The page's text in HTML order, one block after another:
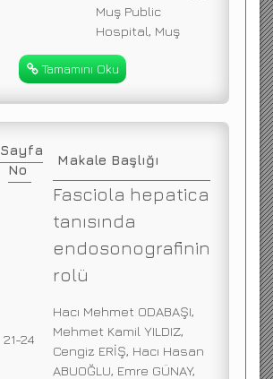
Muş Public
Hospital, Muş
Tamamını Oku
Sayfa
No
Makale Başlığı
21-24
Fasciola hepatica
tanısında
endosonografinin
rolü
Hacı Mehmet ODABAŞI,
Mehmet Kamil YILDIZ,
Cengiz ERİŞ, Hacı Hasan
ABUOĞLU, Emre GÜNAY,